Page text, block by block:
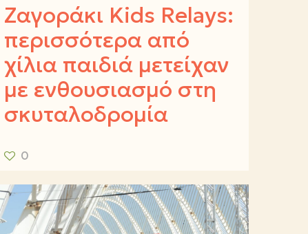
Ζαγοράκι Kids Relays:
περισσότερα από
χίλια παιδιά μετείχαν
με ενθουσιασμό στη
σκυταλοδρομία
0